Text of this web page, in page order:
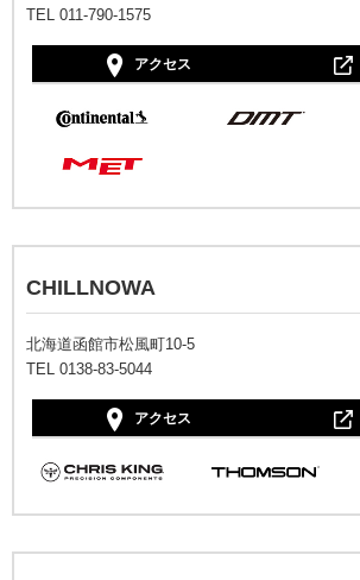
TEL 011-790-1575
アクセス
CHILLNOWA
北海道函館市松風町10-5
TEL 0138-83-5044
アクセス